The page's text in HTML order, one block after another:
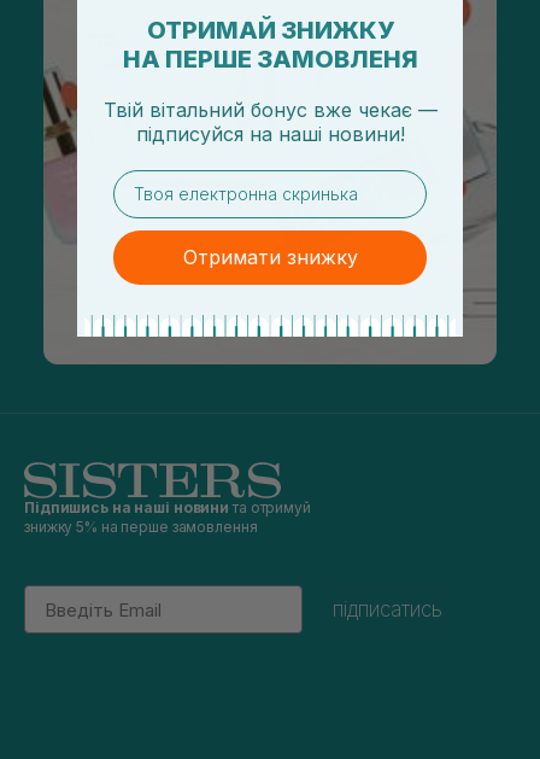
Підпишись на наші новини та отримуй
знижку 5% на перше замовлення
Email
підписатись
ОТРИМАЙ ЗНИЖКУ
НА ПЕРШЕ ЗАМОВЛЕНЯ
Твій вітальний бонус вже чекає —
підписуйся на наші новини!
email
Отримати знижку